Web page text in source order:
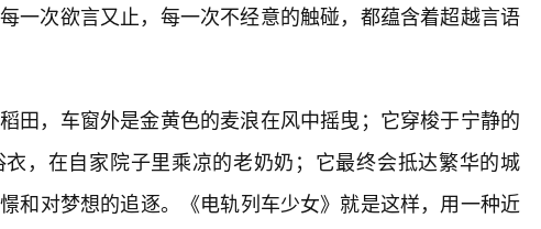
一次欲言又止，每一次不经意的触碰，都蕴含着超越言语
田，车窗外是金黄色的麦浪在风中摇曳；它穿梭于宁静的
，在自家院子里乘凉的老奶奶；它最终会抵达繁华的城
和对梦想的追逐。《电轨列车少女》就是这样，用一种近